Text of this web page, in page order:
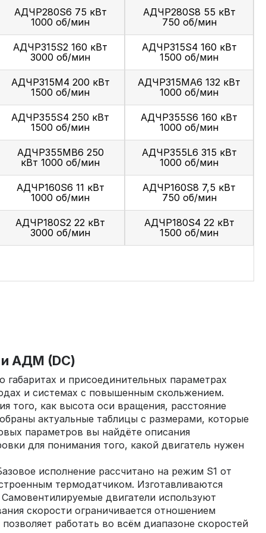
АДЧР280S6 75 кВт
1000 об/мин
АДЧР280S8 55 кВт
750 об/мин
АДЧР315S2 160 кВт
3000 об/мин
АДЧР315S4 160 кВт
1500 об/мин
АДЧР315M4 200 кВт
1500 об/мин
АДЧР315MА6 132 кВт
1000 об/мин
АДЧР355S4 250 кВт
1500 об/мин
АДЧР355S6 160 кВт
1000 об/мин
АДЧР355МВ6 250
кВт 1000 об/мин
АДЧР355L6 315 кВт
1000 об/мин
АДЧР160S6 11 кВт
1000 об/мин
АДЧР160S8 7,5 кВт
750 об/мин
АДЧР180S2 22 кВт
3000 об/мин
АДЧР180S4 22 кВт
1500 об/мин
АДМ (DC)
габаритах и присоединительных параметрах
и системах с повышенным скольжением.
того, как высота оси вращения, расстояние
актуальные таблицы с размерами, которые
параметров вы найдёте описания
для понимания того, какой двигатель нужен
исполнение рассчитано на режим S1 от
термодатчиком. Изготавливаются
двигатели используют
скорости ограничивается отношением
работать во всём диапазоне скоростей